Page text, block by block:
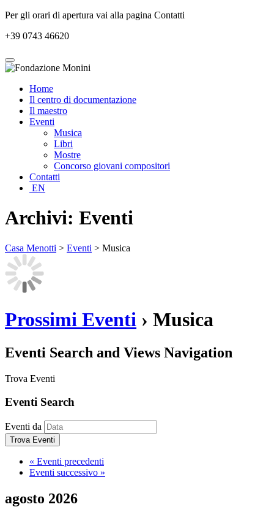
Per gli orari di apertura vai alla pagina Contatti
+39 0743 46620
Home
Il centro di documentazione
Il maestro
Eventi
Musica
Libri
Mostre
Concorso giovani compositori
Contatti
EN
Archivi: Eventi
Casa Menotti > Eventi > Musica
Prossimi Eventi › Musica
Eventi Search and Views Navigation
Trova Eventi
Eventi Search
Eventi da
« Eventi precedenti
Eventi successivo »
agosto 2026